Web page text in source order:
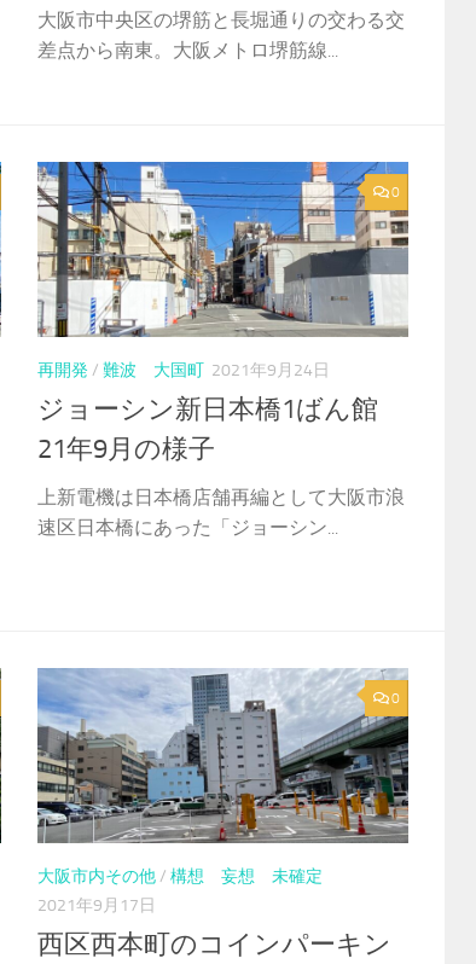
大阪市中央区の堺筋と長堀通りの交わる交
差点から南東。大阪メトロ堺筋線...
0
再開発 / 難波 大国町 2021年9月24日
ジョーシン新日本橋1ばん館
21年9月の様子
上新電機は日本橋店舗再編として大阪市浪
速区日本橋にあった「ジョーシン...
0
大阪市内その他/ 構想 妄想 未確定
2021年9月17日
西区西本町のコインパーキン